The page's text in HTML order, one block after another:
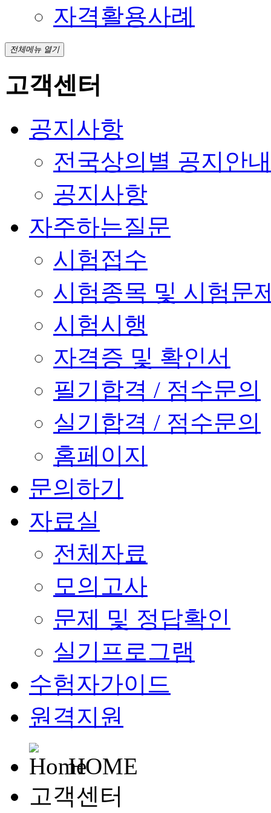
자격활용사례
전체메뉴 열기
고객센터
공지사항
전국상의별 공지안내
공지사항
자주하는질문
시험접수
시험종목 및 시험문
시험시행
자격증 및 확인서
필기합격 / 점수문의
실기합격 / 점수문의
홈페이지
문의하기
자료실
전체자료
모의고사
문제 및 정답확인
실기프로그램
수험자가이드
원격지원
HOME
고객센터